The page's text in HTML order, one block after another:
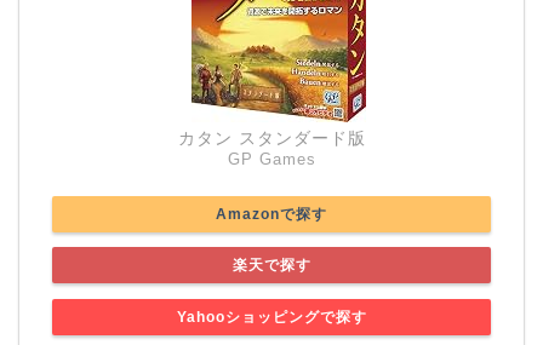
カタン スタンダード版
GP Games
Amazonで探す
楽天で探す
Yahooショッピングで探す